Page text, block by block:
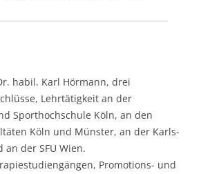
habil. Karl Hörmann, drei
Lehrtätigkeit an der
Sporthochschule Köln, an den
Köln und Münster, an der Karls-
an der SFU Wien.
Promotions- und